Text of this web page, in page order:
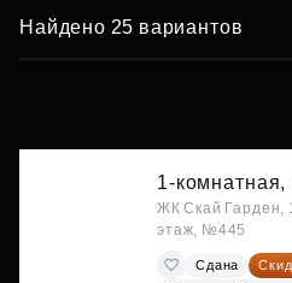
Найдено 25 вариантов
1-комнатная,
ЖК Скай Гарден,
этаж, №445
Сдана